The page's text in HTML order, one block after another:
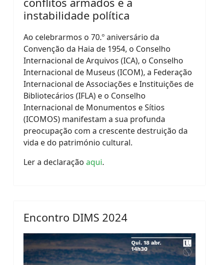
instabilidade política
Ao celebrarmos o 70.º aniversário da
Convenção da Haia de 1954, o Conselho
Internacional de Arquivos (ICA), o Conselho
Internacional de Museus (ICOM), a Federação
Internacional de Associações e Instituições de
Bibliotecários (IFLA) e o Conselho
Internacional de Monumentos e Sítios
(ICOMOS) manifestam a sua profunda
preocupação com a crescente destruição da
vida e do património cultural.
Ler a declaração aqui.
Encontro DIMS 2024